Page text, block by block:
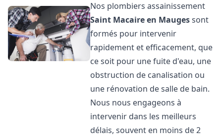
Nos plombiers assainissement
Saint Macaire en Maugessont
formés pour intervenir
rapidement et efficacement, que
ce soit pour une fuite d'eau, une
obstruction de canalisation ou
une rénovation de salle de bain.
Nous nous engageons à
intervenir dans les meilleurs
délais, souvent en moins de 2